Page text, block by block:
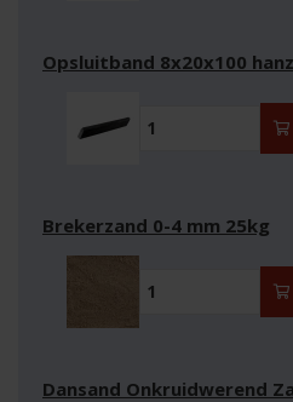
Opsluitband 8x20x100
Brekerzand 0-4 mm 25kg
Dansand Onkruidwerend